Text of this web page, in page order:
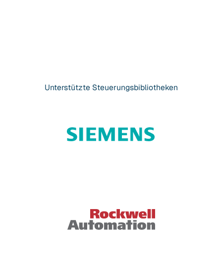
Unterstützte Steuerungsbibliotheken